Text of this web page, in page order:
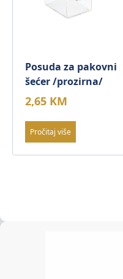
Posuda za pakovni
šećer /prozirna/
2,65 KM
Pročitaj više